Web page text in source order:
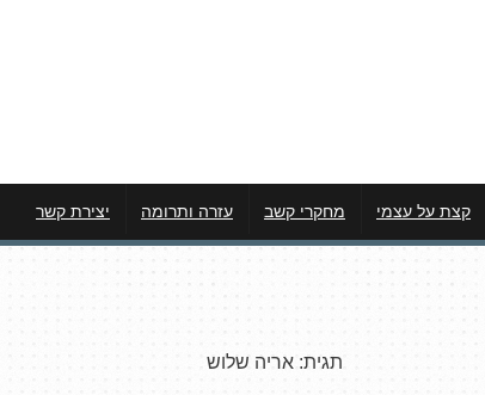
קצת על עצמי מחקרי קשב עזרה ותרומה יצירת קשר
תגית:אריה שלוש